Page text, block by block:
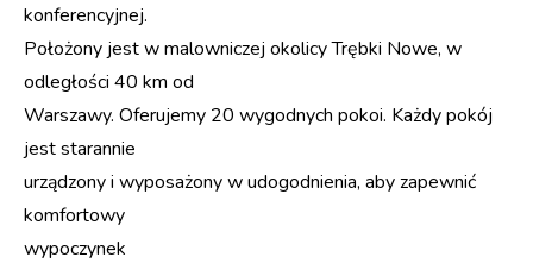
konferencyjnej.
Położony jest w malowniczej okolicy Trębki Nowe, w
odległości 40 km od
Warszawy. Oferujemy 20 wygodnych pokoi. Każdy pokój
jest starannie
urządzony i wyposażony w udogodnienia, aby zapewnić
komfortowy
wypoczynek